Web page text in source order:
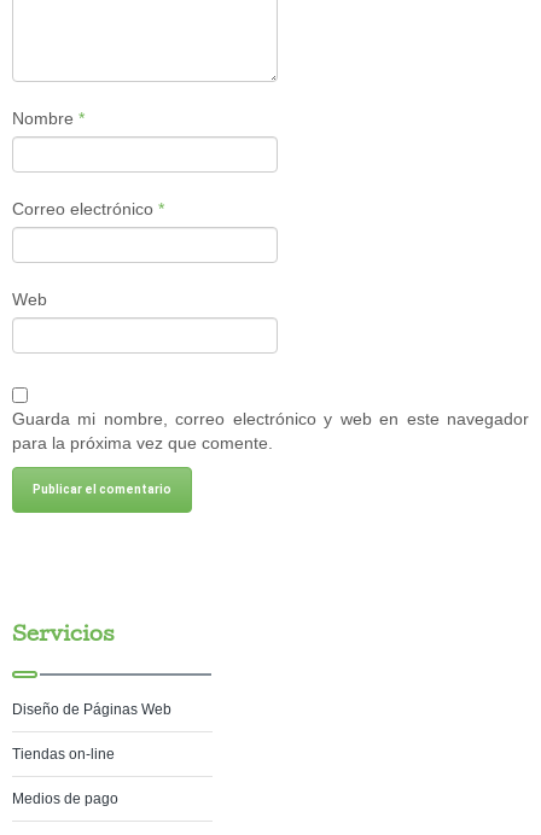
Nombre *
Correo electrónico *
Web
Guarda mi nombre, correo electrónico y web en este navegador
para la próxima vez que comente.
Servicios
Diseño de Páginas Web
Tiendas on-line
Medios de pago